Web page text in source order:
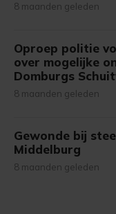
8 maanden geleden
Oproep politie
over mogelijke
Domburgs
8 maanden geleden
Gewonde bij
Middelburg
8 maanden geleden